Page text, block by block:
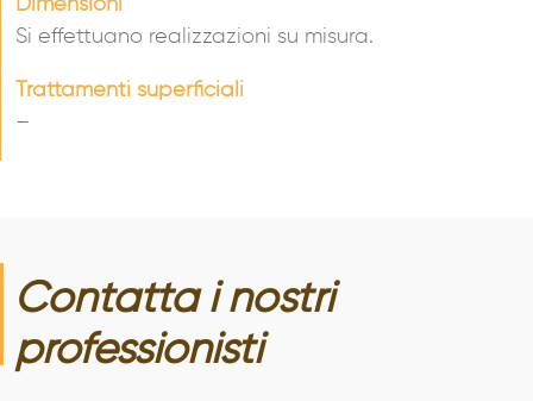
Dimensioni
Si effettuano realizzazioni su misura.
Trattamenti superficiali
–
Contatta i nostri
professionisti